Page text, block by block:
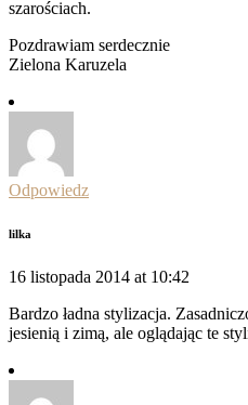
szarościach.
Pozdrawiam serdecznie
Zielona Karuzela
Odpowiedz
lilka
16 listopada 2014 at 10:42
Bardzo ładna stylizacja.
jesienią i zimą, ale oglądając te